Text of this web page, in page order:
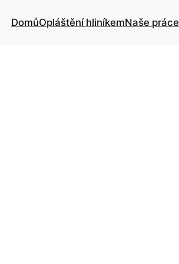
DomůOpláštění hliníkemNaše práce